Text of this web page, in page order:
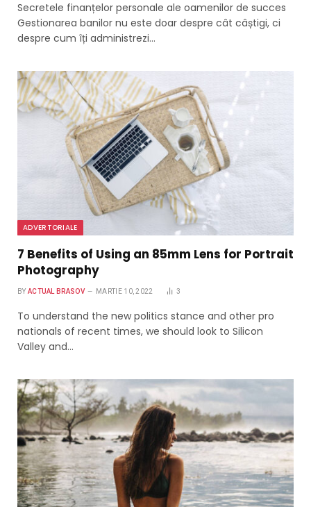
Secretele finanțelor personale ale oamenilor de succes
Gestionarea banilor nu este doar despre cât câștigi, ci
despre cum îți administrezi…
ADVERTORIALE
7 Benefits of Using an 85mm Lens for Portrait
Photography
BY ACTUAL BRASOV MARTIE 10, 2022 3
To understand the new politics stance and other pro
nationals of recent times, we should look to Silicon
Valley and…